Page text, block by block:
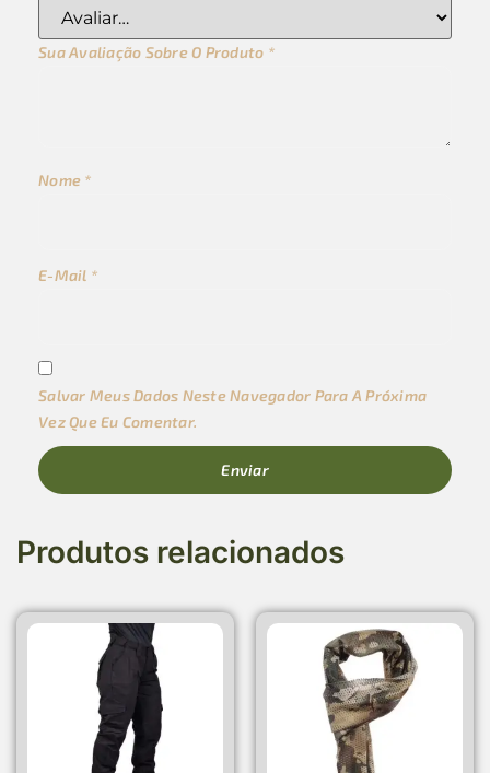
Sua Avaliação Sobre O Produto *
Nome *
E-Mail *
Salvar Meus Dados Neste Navegador Para A Próxima
Vez Que Eu Comentar.
Produtos relacionados